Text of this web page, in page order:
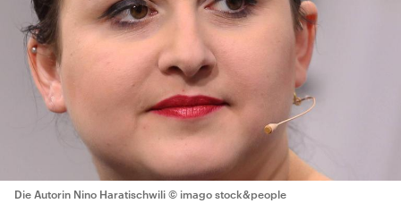
Die Autorin Nino Haratischwili © imago stock&people